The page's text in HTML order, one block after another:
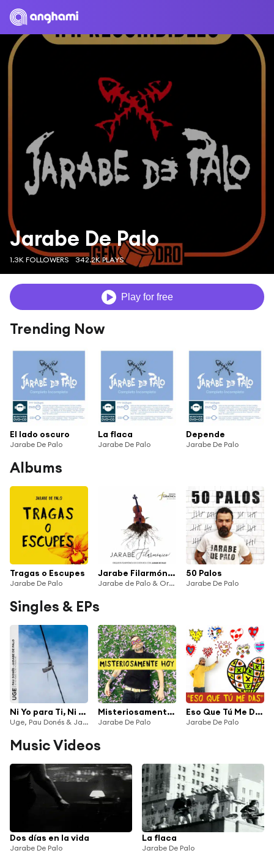
Jarabe De Palo
1.3K FOLLOWERS 342.2K PLAYS
Play for free
Trending Now
El lado oscuro
Jarabe De Palo
La flaca
Jarabe De Palo
Depende
Jarabe De Palo
Albums
Tragas o Escupes
Jarabe De Palo
Jarabe Filarmónico
Jarabe de Palo & Orquesta Filarmónica de Costa Rica
50 Palos
Jarabe De Palo
Singles & EPs
Ni Yo para Ti, Ni Tú para Mí
Uge, Pau Donés & Jarabe De Palo
Misteriosamente Hoy
Jarabe De Palo
Eso Que Tú Me Das
Jarabe De Palo
Music Videos
Dos días en la vida
Jarabe De Palo
La flaca
Jarabe De Palo